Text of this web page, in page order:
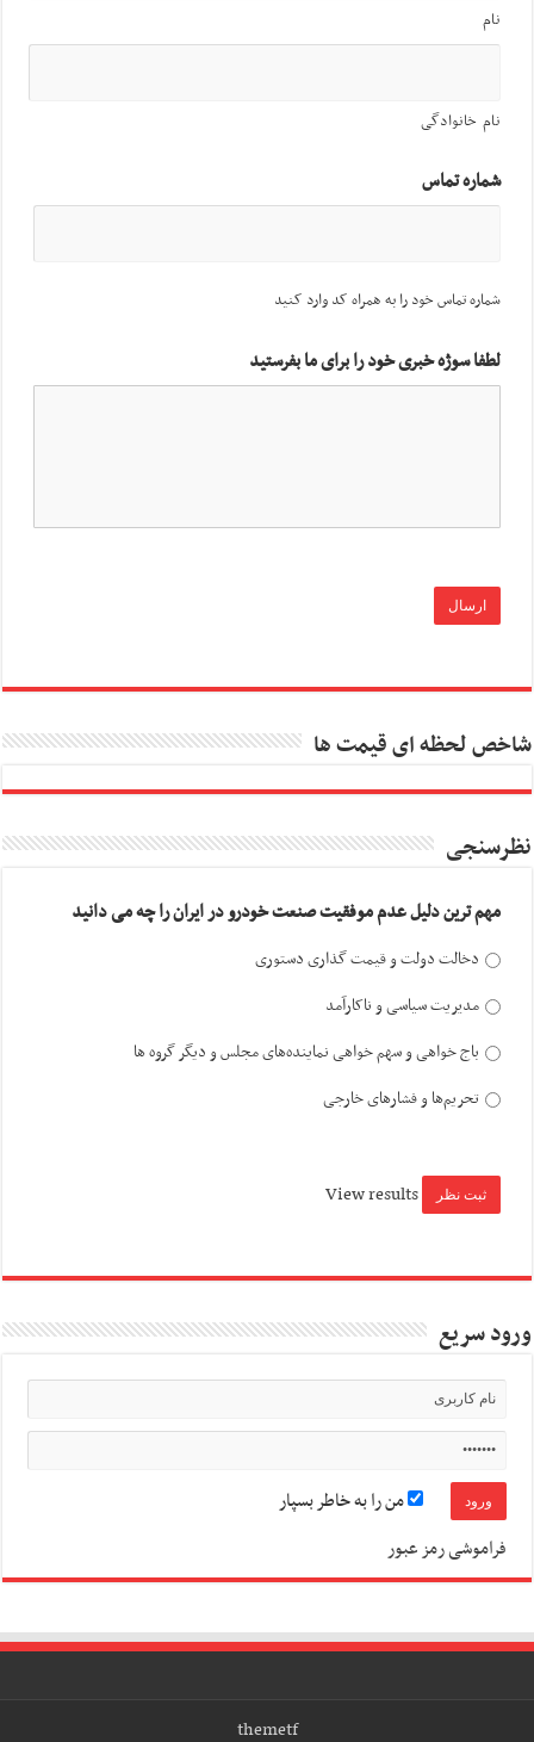
نام
نام خانوادگی
شماره تماس
شماره تماس خود را به همراه کد وارد کنید
لطفا سوژه خبری خود را برای ما بفرستید
شاخص لحظه ای قیمت ها
نظرسنجی
مهم ترین دلیل عدم موفقیت صنعت خودرو در ایران را چه می دانید
دخالت دولت و قیمت گذاری دستوری
مدیریت سیاسی و ناکارآمد
باج خواهی و سهم خواهی نماینده‌های مجلس و دیگر گروه ها
تحریم‌ها و فشارهای خارجی
View results
ورود سریع
من را به خاطر بسپار
فراموشی رمز عبور
themetf